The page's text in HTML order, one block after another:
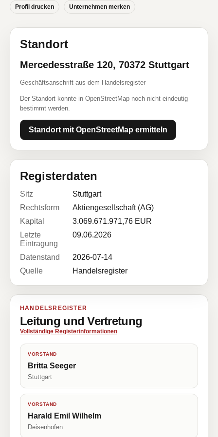
Profil drucken Unternehmen merken
Standort
Mercedesstraße 120, 70372 Stuttgart
Geschäftsanschrift aus dem Handelsregister
Der Standort konnte in OpenStreetMap noch nicht eindeutig
bestimmt werden.
Standort mit OpenStreetMap ermitteln
Registerdaten
Sitz
Stuttgart
Rechtsform
Aktiengesellschaft (AG)
Kapital
3.069.671.971,76 EUR
Letzte
Eintragung
09.06.2026
Datenstand
2026-07-14
Quelle
Handelsregister
HANDELSREGISTER
Leitung und Vertretung
Vollständige Registerinformationen
VORSTAND
Britta Seeger
Stuttgart
VORSTAND
Harald Emil Wilhelm
Deisenhofen